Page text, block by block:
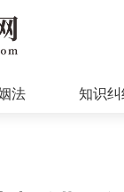
法 知识纠